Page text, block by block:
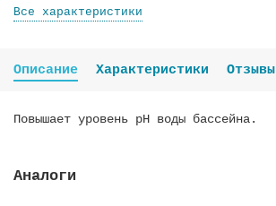
Все характеристики
Описание Характеристики Отзывы
Повышает уровень рН воды бассейна.
Аналоги